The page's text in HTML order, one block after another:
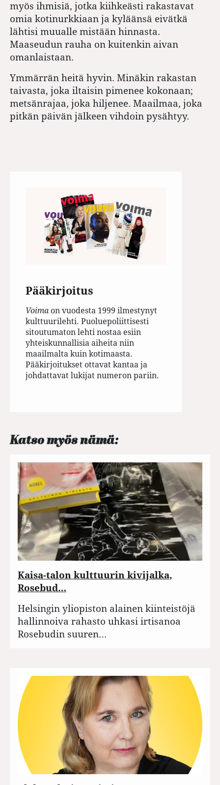
myös ihmisiä, jotka kiihkeästi rakastavat
omia kotinurkkiaan ja kyläänsä eivätkä
lähtisi muualle mistään hinnasta.
Maaseudun rauha on kuitenkin aivan
omanlaistaan.
Ymmärrän heitä hyvin. Minäkin rakastan
taivasta, joka iltaisin pimenee kokonaan;
metsänrajaa, joka hiljenee. Maailmaa, joka
pitkän päivän jälkeen vihdoin pysähtyy.
Pääkirjoitus
Voima on vuodesta 1999 ilmestynyt
kulttuurilehti. Puoluepoliittisesti
sitoutumaton lehti nostaa esiin
yhteiskunnallisia aiheita niin
maailmalta kuin kotimaasta.
Pääkirjoitukset ottavat kantaa ja
johdattavat lukijat numeron pariin.
Katso myös nämä:
Kaisa-talon kulttuurin kivijalka,
Rosebud…
Helsingin yliopiston alainen kiinteistöjä
hallinnoiva rahasto uhkasi irtisanoa
Rosebudin suuren…